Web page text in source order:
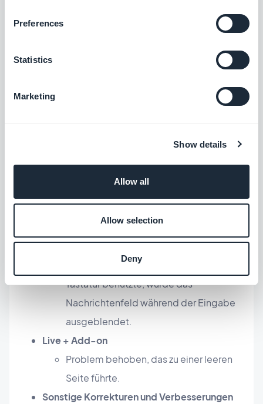
Preferences
Statistics
Marketing
Show details
Allow all
Allow selection
Deny
Add-on Authentifizierung
der Seite mit den Suchergebnissen der
Chat Add-on
Behoben: Auf iOS, das die virtuelle
Tastatur benutzte, wurde das
Nachrichtenfeld während der Eingabe
ausgeblendet.
Live + Add-on
Problem behoben, das zu einer leeren
Seite führte.
Sonstige Korrekturen und Verbesserungen